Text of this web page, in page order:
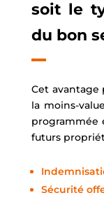
soit le
du bon
Cet avantage
la moins-
programmée
futurs
Sécurité